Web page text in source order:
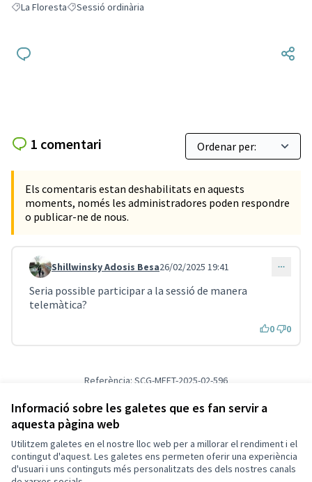
Informació sobre les galetes que es fan servir a
aquesta pàgina web
Utilitzem galetes en el nostre lloc web per a millorar el rendiment i el
contingut d'aquest. Les galetes ens permeten oferir una experiència
d'usuari i uns continguts més personalitzats des dels nostres canals
Resultats en filtrar per: La Floresta
La FlorestaResultats en filtrar per: Sessió ordinària
Sessió ordinària
1 comentari
Els comentaris estan deshabilitats en aquests
moments, només les administradores poden respondre
o publicar-ne de nous.
Comentari 3305
Shillwinsky Adosis Besa26/02/2025 19:41
Seria possible participar a la sessió de manera
telemàtica?
0 0
Referència: SCG-MEET-2025-02-596
Afegir al calendari
Termes i condicions d'ús
Configuració de les galetes
Decidim Sant Cugat a X
Decidim Sant Cugat a Facebook
Decidim Sant Cugat a Instagram
Decidim Sant Cugat a GitHub